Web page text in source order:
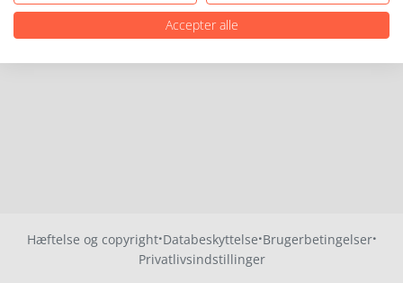
Hæftelse og copyright·Databeskyttelse·Brugerbetingelser·
Privatlivsindstillinger
Accepter alle